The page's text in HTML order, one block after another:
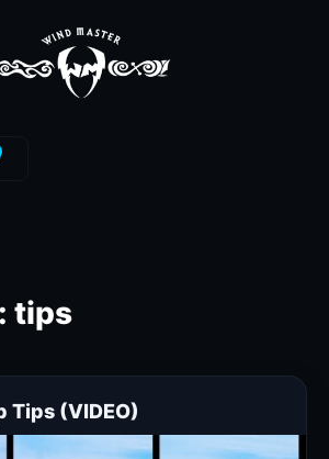
tips
Tips (VIDEO)